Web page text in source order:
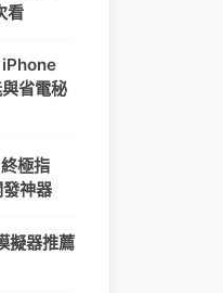
看
省電秘
極指
神器
擬器推薦